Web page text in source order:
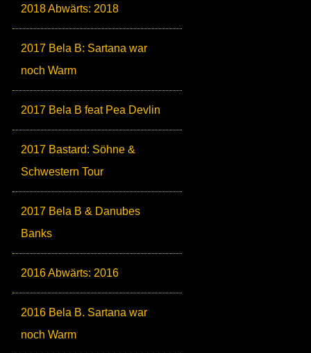
2018 Abwärts: 2018
2017 Bela B: Sartana war
noch Warm
2017 Bela B feat Pea Devlin
2017 Bastard: Söhne &
Schwestern Tour
2017 Bela B & Danubes
Banks
2016 Abwärts: 2016
2016 Bela B. Sartana war
noch Warm